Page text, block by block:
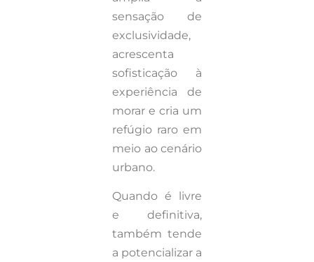
sensação de
exclusividade,
acrescenta
sofisticação à
experiência de
morar e cria um
refúgio raro em
meio ao cenário
urbano.
Quando é livre
e definitiva,
também tende
a potencializar a